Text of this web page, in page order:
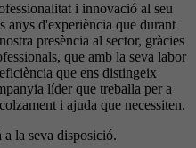
i innovació al seu
anys d'experiència que durant
presència al sector, gràcies
que amb la seva labor
que ens distingeix
líder que treballa per a
i ajuda que necessiten.
a la seva disposició.